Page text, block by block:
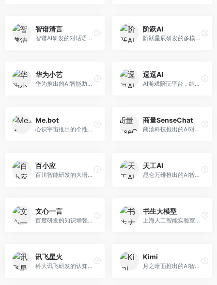
智谱清言
智谱AI研发的对话语言模型，支持中英双语交互。面向中文用户和开发者，提供知识问答、代码编写、文档解读等服务，开源生态完善，学术研究背景深厚。
阶跃AI
阶跃星辰研发的多模态大模型平台，支持文本、图像、视频的综合理解与生成。面向创作者和企业客户，提供内容创作、智能分析等服务，多模态能力突出。
华为小艺
华为推出的AI智能助手网页端，深度整合鸿蒙生态和华为云服务。面向华为设备用户，支持语音交互、智能问答、设备控制等功能，与华为硬件生态无缝衔接。
逗逗AI
AI游戏陪玩平台，结合游戏理解和自然语言交互技术。面向游戏玩家，提供游戏攻略、陪玩互动、社交聊天等服务，游戏知识丰富，互动体验有趣。
Me.bot
心识宇宙推出的个性化AI伴侣，专注于情感交互和个人助理服务。面向个人用户，支持日程管理、情感陪伴、知识问答等功能，交互体验人性化。
商量SenseChat
商汤科技推出的AI对话平台，结合计算机视觉和自然语言处理技术。面向企业用户和开发者，支持多模态交互，视觉理解能力强，适合智能客服和内容创作场景。
百小应
百川智能研发的大语言模型助手，专注于中文理解和生成。面向中文用户，提供知识问答、文本创作、代码辅助等服务，模型参数规模大，中文表达流畅自然。
天工AI
昆仑万维推出的AI智能助手，集成搜索、对话、创作等多种能力。面向普通用户和内容创作者，支持联网搜索、文本生成、图像理解等功能，响应速度快，免费使用。
文心一言
百度研发的知识增强大语言模型，深度融合百度知识图谱和搜索能力。面向中文用户，提供知识问答、文本创作、逻辑推理等服务，中文语境理解准确，知识覆盖面广。
书生大模型
上海人工智能实验室研发的开源大模型系列，支持多尺度和多模态。面向研究机构和开发者，开源生态完善，学术研究背景深厚，适合科研和定制开发。
讯飞星火
科大讯飞研发的认知智能大模型，深度融合语音识别和自然语言处理技术。面向企业用户和教育领域，提供语音交互、文档处理、代码生成等服务，中文语音识别准确率高。
Kimi
月之暗面推出的AI智能助手，核心优势在于超长文本处理能力，支持20万字以上文档分析。面向学术研究者、职场人士和内容创作者，提供文档解读、PPT生成、联网搜索等综合服务。